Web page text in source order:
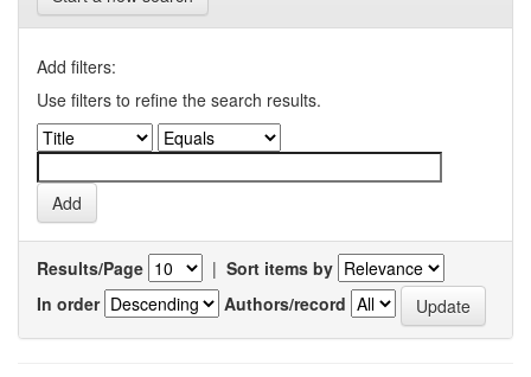
Add filters:
Use filters to refine the search results.
Results/Page | Sort items by
In order
Authors/record